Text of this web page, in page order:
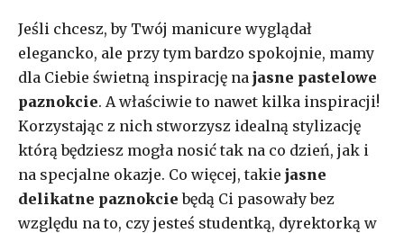
Jeśli chcesz, by Twój manicure wyglądał
elegancko, ale przy tym bardzo spokojnie, mamy
dla Ciebie świetną inspirację na jasne pastelowe
paznokcie. A właściwie to nawet kilka inspiracji!
Korzystając z nich stworzysz idealną stylizację
którą będziesz mogła nosić tak na co dzień, jak i
na specjalne okazje. Co więcej, takie jasne
delikatne paznokcie będą Ci pasowały bez
względu na to, czy jesteś studentką, dyrektorką w